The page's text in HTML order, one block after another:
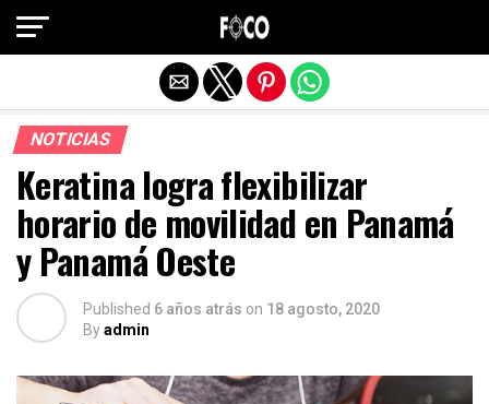
NOTICIAS
Keratina logra flexibilizar
horario de movilidad en Panamá
y Panamá Oeste
Published 6 años atrás on 18 agosto, 2020
Byadmin
Salir de la versión móvil